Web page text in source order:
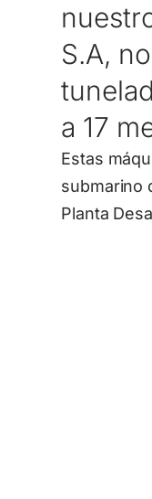
S.A,
a 17
Estas
submarino
Planta